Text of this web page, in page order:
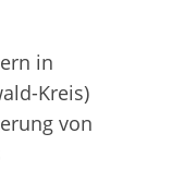
in
Kreis)
von